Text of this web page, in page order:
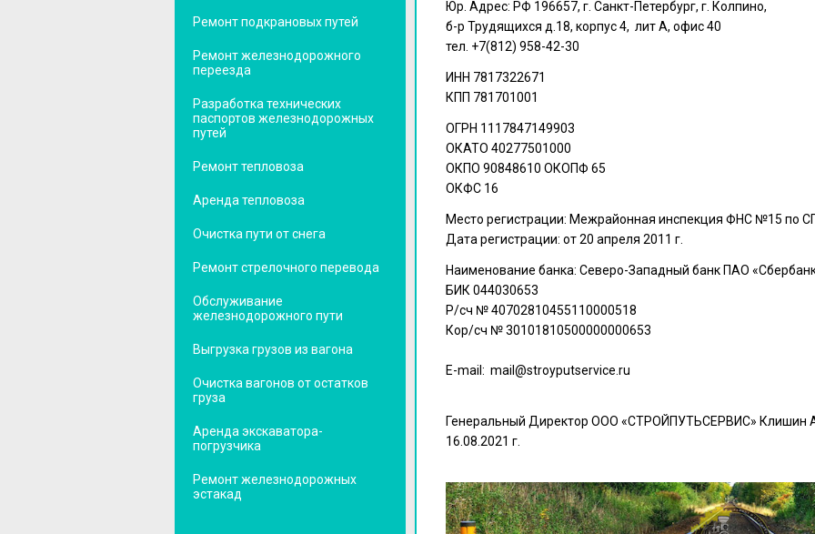
Ремонт подкрановых путей
Ремонт железнодорожного
переезда
Разработка технических
паспортов железнодорожных
путей
Ремонт тепловоза
Аренда тепловоза
Очистка пути от снега
Ремонт стрелочного перевода
Обслуживание
железнодорожного пути
Выгрузка грузов из вагона
Очистка вагонов от остатков
груза
Аренда экскаватора-
погрузчика
Ремонт железнодорожных
эстакад
Юр. Адрес: РФ 196657, г. Санкт-Петербург, г. Колпино,
б-р Трудящихся д.18, корпус 4, лит А, офис 40
тел. +7(812) 958-42-30
ИНН 7817322671
КПП 781701001
ОГРН 1117847149903
ОКАТО 40277501000
ОКПО 90848610 ОКОПФ 65
ОКФС 16
Место регистрации: Межрайонная инспекция ФНС №15 по
Дата регистрации: от 20 апреля 2011 г.
Наименование банка: Северо-Западный банк ПАО
БИК 044030653
Р/сч № 40702810455110000518
Кор/сч № 30101810500000000653
E-mail: mail@stroyputservice.ru
Генеральный Директор ООО «СТРОЙПУТЬСЕРВИС» Клишин
16.08.2021 г.